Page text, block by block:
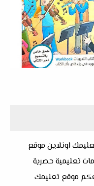
اونلاين موقع
تعليمية حصرية
موقع تعليمك